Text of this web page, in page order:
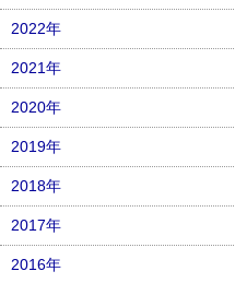
2022年
2021年
2020年
2019年
2018年
2017年
2016年